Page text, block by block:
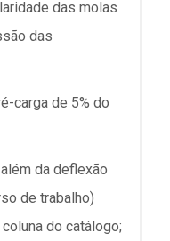
das molas
das
carga de 5% do
da deflexão
de trabalho)
do catálogo;